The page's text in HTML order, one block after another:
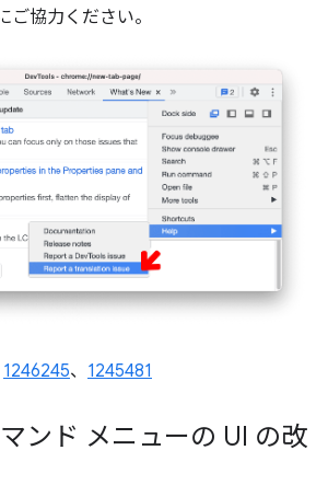
ご協力ください。
1246245、 1245481
ンド メニューの UI の改